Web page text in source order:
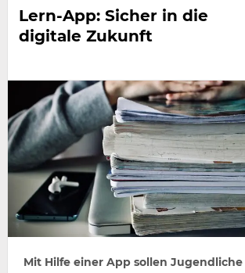
Lern-App: Sicher in die
digitale Zukunft
Mit Hilfe einer App sollen